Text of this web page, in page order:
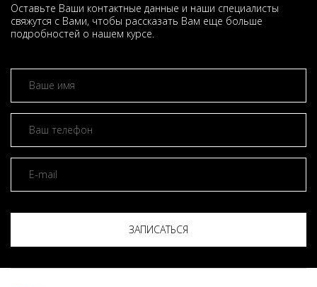
Оставьте Ваши контактные данные и наши специалисты
свяжутся с Вами, чтобы рассказать Вам еще больше
подробностей о нашем курсе.
ЗАПИСАТЬСЯ